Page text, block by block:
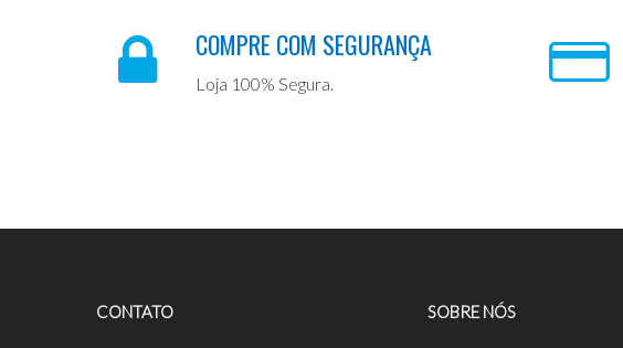
COMPRE COM SEGURANÇA
Loja 100% Segura.
CONTATO SOBRE NÓS